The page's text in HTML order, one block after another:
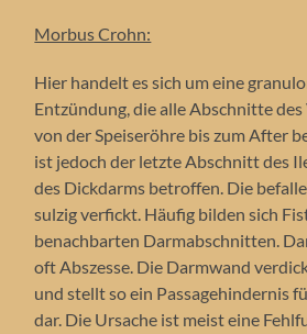
Morbus Crohn:
Hier handelt es sich um eine
Entzündung, die alle Abschnitte
von der Speiseröhre bis zum After
ist jedoch der letzte Abschnitt des
des Dickdarms betroffen. Die
sulzig verfickt. Häufig bilden sich
benachbarten Darmabschnitten.
oft Abszesse. Die Darmwand
und stellt so ein Passagehindernis
dar. Die Ursache ist meist eine